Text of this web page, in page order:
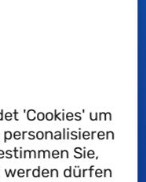
und EPDM70
Anfragen gerne
steht Ihnen bei
'Cookies' um
Sie,
dürfen